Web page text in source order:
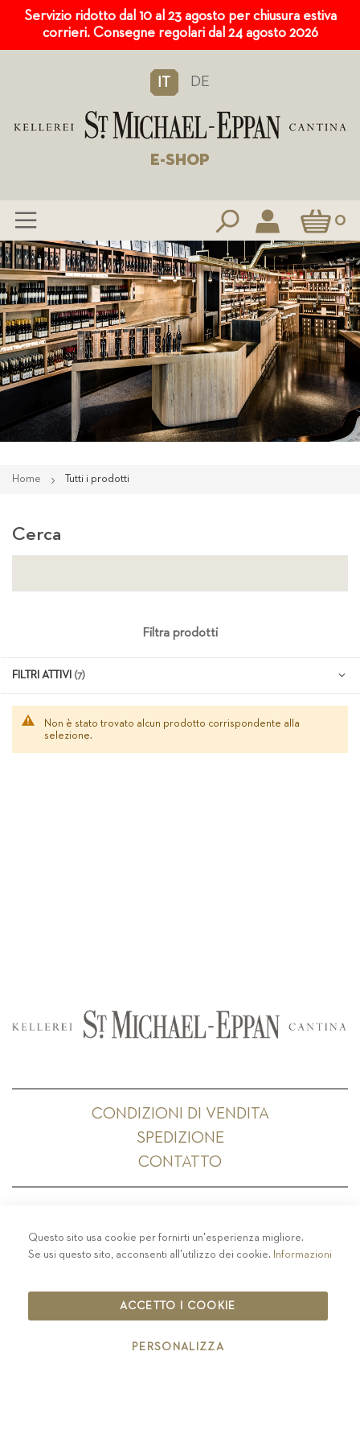
Servizio ridotto dal 10 al 23 agosto per chiusura estiva
corrieri. Consegne regolari dal 24 agosto 2026
IT DE
E-SHOP
Carrello0
Salta
al
contenuto
Home Tutti i prodotti
Non è stato trovato alcun prodotto corrispondente alla
selezione.
Cerca
Filtra prodotti
FILTRI ATTIVI
CONDIZIONI DI VENDITA
SPEDIZIONE
CONTATTO
PRIVACY-COLOPHON - COOKIE POLICY
CODICE ETICO
IT00126670215
Questo sito usa cookie per fornirti un'esperienza migliore.
Se usi questo sito, acconsenti all'utilizzo dei cookie. Informazioni
ACCETTO I COOKIE
PERSONALIZZA